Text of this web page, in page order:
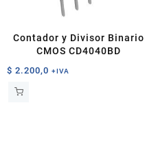
Contador y Divisor Binario
CMOS CD4040BD
$ 2.200,0 +IVA